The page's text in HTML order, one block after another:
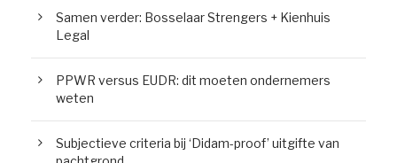
Samen verder: Bosselaar Strengers + Kienhuis
Legal
PPWR versus EUDR: dit moeten ondernemers
weten
Subjectieve criteria bij ‘Didam-proof’ uitgifte van